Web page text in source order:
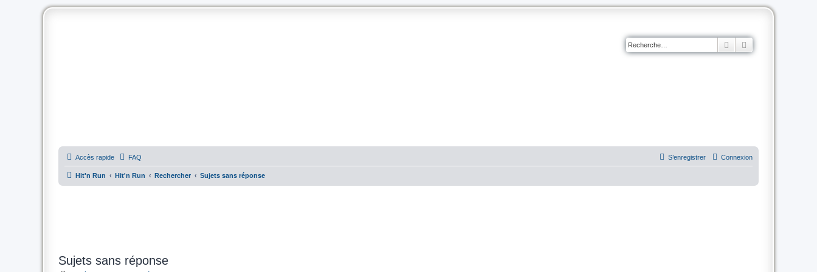
Rechercher
Accès rapide FAQ Connexion
S’enregistrer
Hit'n Run Hit'n Run Rechercher Sujets sans réponse
Sujets sans réponse